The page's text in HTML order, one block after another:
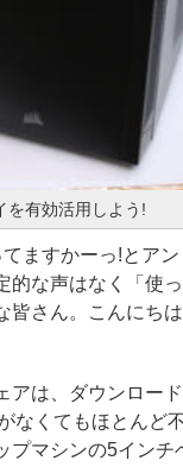
を有効活用しよう!
ますかーっ!とアン
的な声はなく「使っ
皆さん。こんにち
は、ダウンロー
なくてもほとんど
プマシンの5インチ